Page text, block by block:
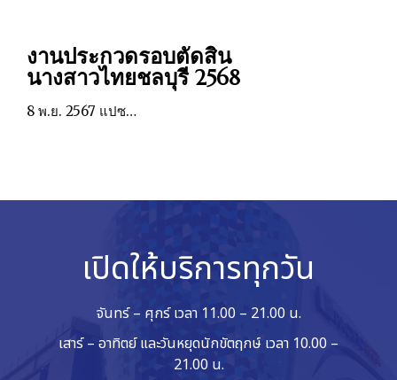
งานประกวดรอบตัดสิน
นางสาวไทยชลบุรี 2568
8 พ.ย. 2567 แปซ…
เปิดให้บริการทุกวัน
จันทร์ – ศุกร์ เวลา 11.00 – 21.00 น.
เสาร์ – อาทิตย์ และวันหยุดนักขัตฤกษ์ เวลา 10.00 –
21.00 น.